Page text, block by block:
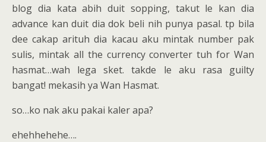
blog dia kata abih duit sopping, takut le kan dia
advance kan duit dia dok beli nih punya pasal. tp bila
dee cakap arituh dia kacau aku mintak number pak
sulis, mintak all the currency converter tuh for Wan
hasmat…wah lega sket. takde le aku rasa guilty
bangat! mekasih ya Wan Hasmat.
so…ko nak aku pakai kaler apa?
ehehhehehe….